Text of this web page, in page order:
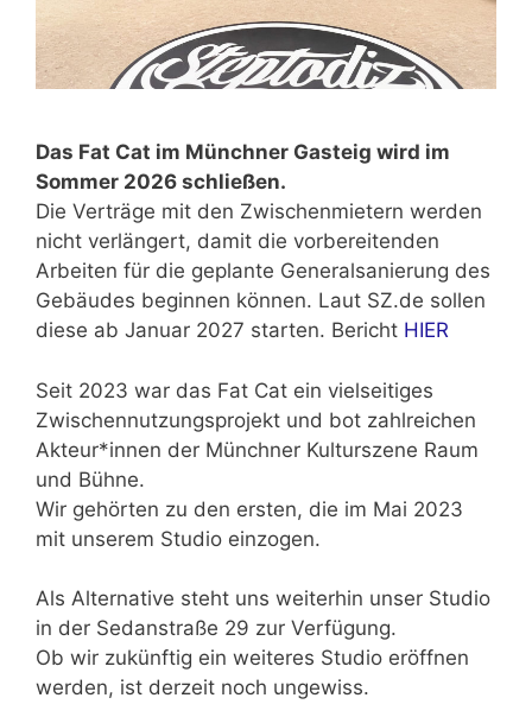
Das Fat Cat im Münchner Gasteig wird im
Sommer 2026 schließen.
Die Verträge mit den Zwischenmietern werden
nicht verlängert, damit die vorbereitenden
Arbeiten für die geplante Generalsanierung des
Gebäudes beginnen können. Laut SZ.de sollen
diese ab Januar 2027 starten. Bericht HIER
Seit 2023 war das Fat Cat ein vielseitiges
Zwischennutzungsprojekt und bot zahlreichen
Akteur*innen der Münchner Kulturszene Raum
und Bühne.
Wir gehörten zu den ersten, die im Mai 2023
mit unserem Studio einzogen.
Als Alternative steht uns weiterhin unser Studio
in der Sedanstraße 29 zur Verfügung.
Ob wir zukünftig ein weiteres Studio eröffnen
werden, ist derzeit noch ungewiss.